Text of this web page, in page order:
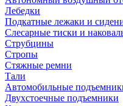
Лебедки
Подкатные лежаки и
Слесарные тиски и
Струбцины
Стропы
Стяжные ремни
Тали
Автомобильные
Двухстоечные подъемники